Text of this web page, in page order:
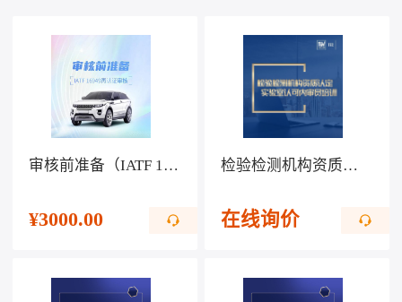
审核前准备（IATF 16949再认证审核）
¥3000.00
检验检测机构资质认定、实验室认可内审员培训
在线询价